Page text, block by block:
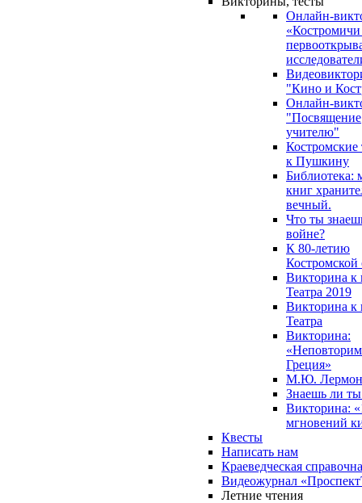
Онлайн-
"Кино и
Онлайн-
"Посвящение
учителю"
к Пушкину
Библиотека:
книг
вечный.
Что ты
войне?
К 80-летию
Костромской
Викторина к
Театра 2019
Викторина к
Театра
Викторина:
Греция»
М.Ю.
Знаешь ли
Викторина:
мгновений
Квесты
Написать нам
Краеведческая
Видеожурнал
Летние чтения